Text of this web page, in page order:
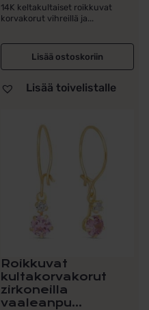
14K keltakultaiset roikkuvat
korvakorut vihreillä ja...
Lisää ostoskoriin
Lisää toivelistalle
Roikkuvat
kultakorvakorut
zirkoneilla
vaaleanpu...